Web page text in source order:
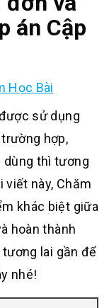
án Cập
Học Bài
sử dụng
hợp,
dùng thì tương
viết này, Chăm
khác biệt giữa
hoàn thành
lai gần để
nhé!